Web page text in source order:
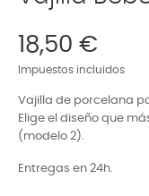
18,50 €
Impuestos incluidos
Vajilla de porcelana
Elige el diseño que
(modelo 2).
Entregas en 24h.